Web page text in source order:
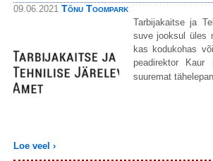
09.06.2021 Tõnu Toompark
Tarbijakaitse ja
suve jooksul üles
kas kodukohas
peadirektor
suuremat
Loe veel ›